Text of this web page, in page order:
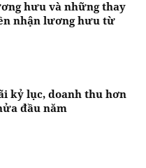
hưu và những thay
nhận lương hưu từ
kỷ lục, doanh thu hơn
đầu năm